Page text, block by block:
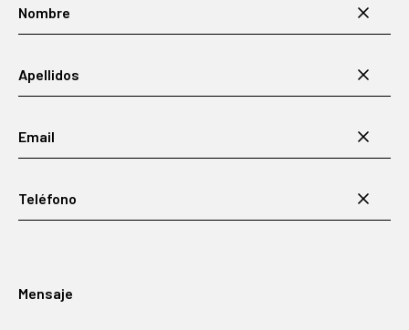
Nombre
Apellidos
Email
Teléfono
Mensaje